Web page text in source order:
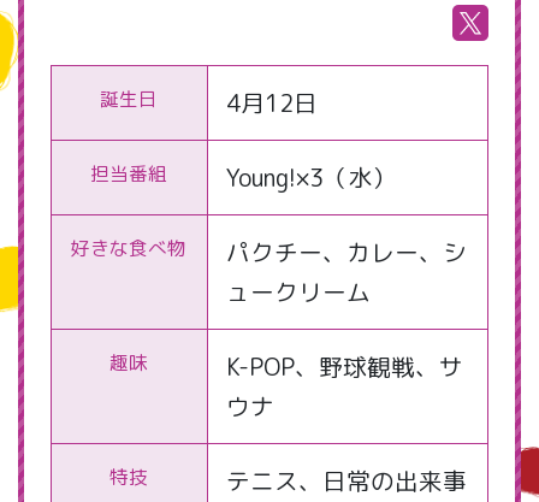
誕生日 4月12日
担当番組 Young!×3（水）
好きな食べ物
パクチー、カレー、シ
ュークリーム
趣味
K-POP、野球観戦、サ
ウナ
特技
テニス、日常の出来事